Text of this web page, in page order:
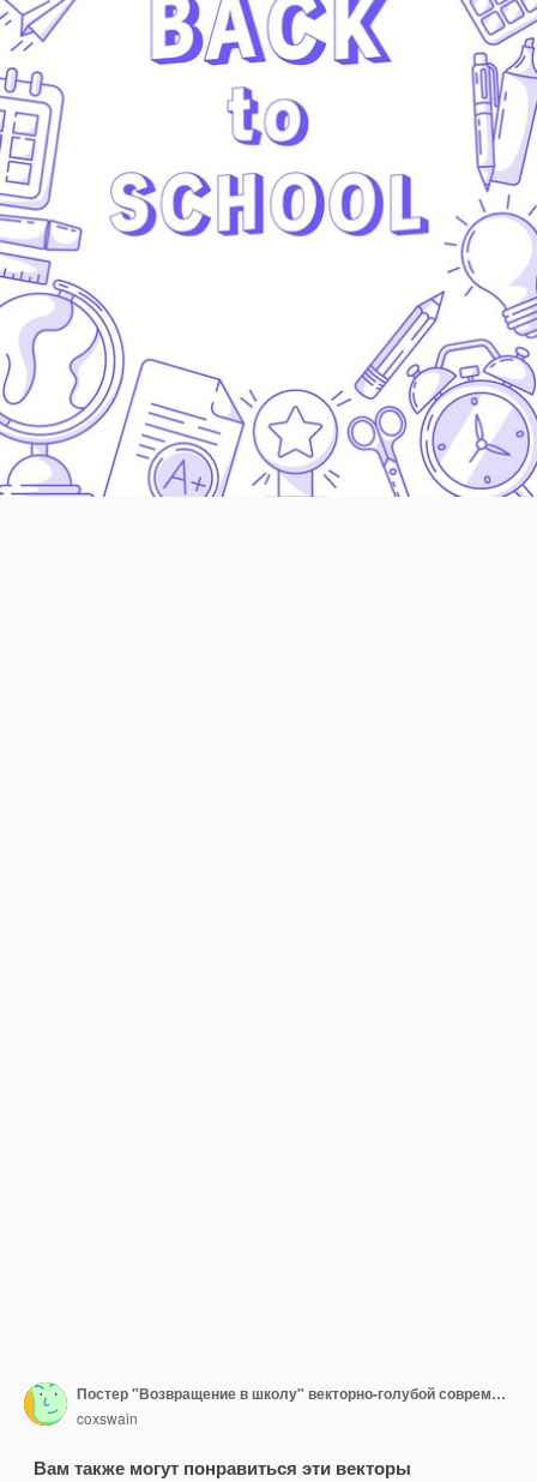
Постер "Возвращение в школу" векторно-голубой современный минималистский дизайн с иконами школьных принадлежностей
coxswain
Вам также могут понравиться эти векторы